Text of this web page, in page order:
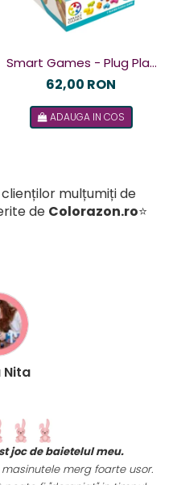
Smart Games - Plug Play
Puzzler, joc de logica cu
romana
62,00 RON
ADAUGA IN COS
mulțumiți de
de Colorazon.ro⭐
Nita
joc de baietelul meu.
merg foarte usor.